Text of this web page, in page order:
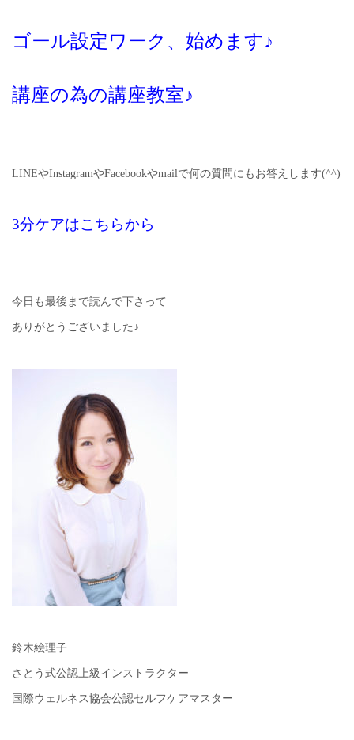
ゴール設定ワーク、始めます♪
講座の為の講座教室♪
LINEやInstagramやFacebookやmailで何の質問にもお答えします(^^)
3分ケアはこちらから
今日も最後まで読んで下さって
ありがとうございました♪
鈴木絵理子
さとう式公認上級インストラクター
国際ウェルネス協会公認セルフケアマスター